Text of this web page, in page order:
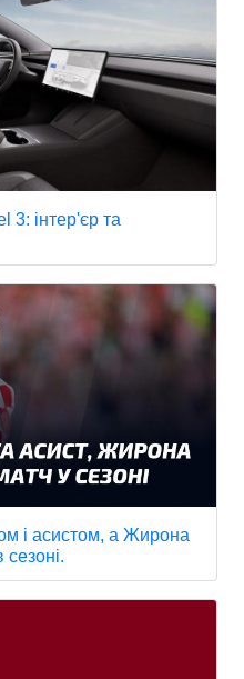
3: інтер'єр та
і асистом, а Жирона